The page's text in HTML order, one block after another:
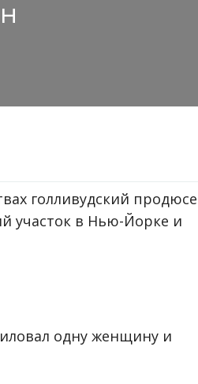
голливудский
участок в Нью-Йорке и
одну женщину и